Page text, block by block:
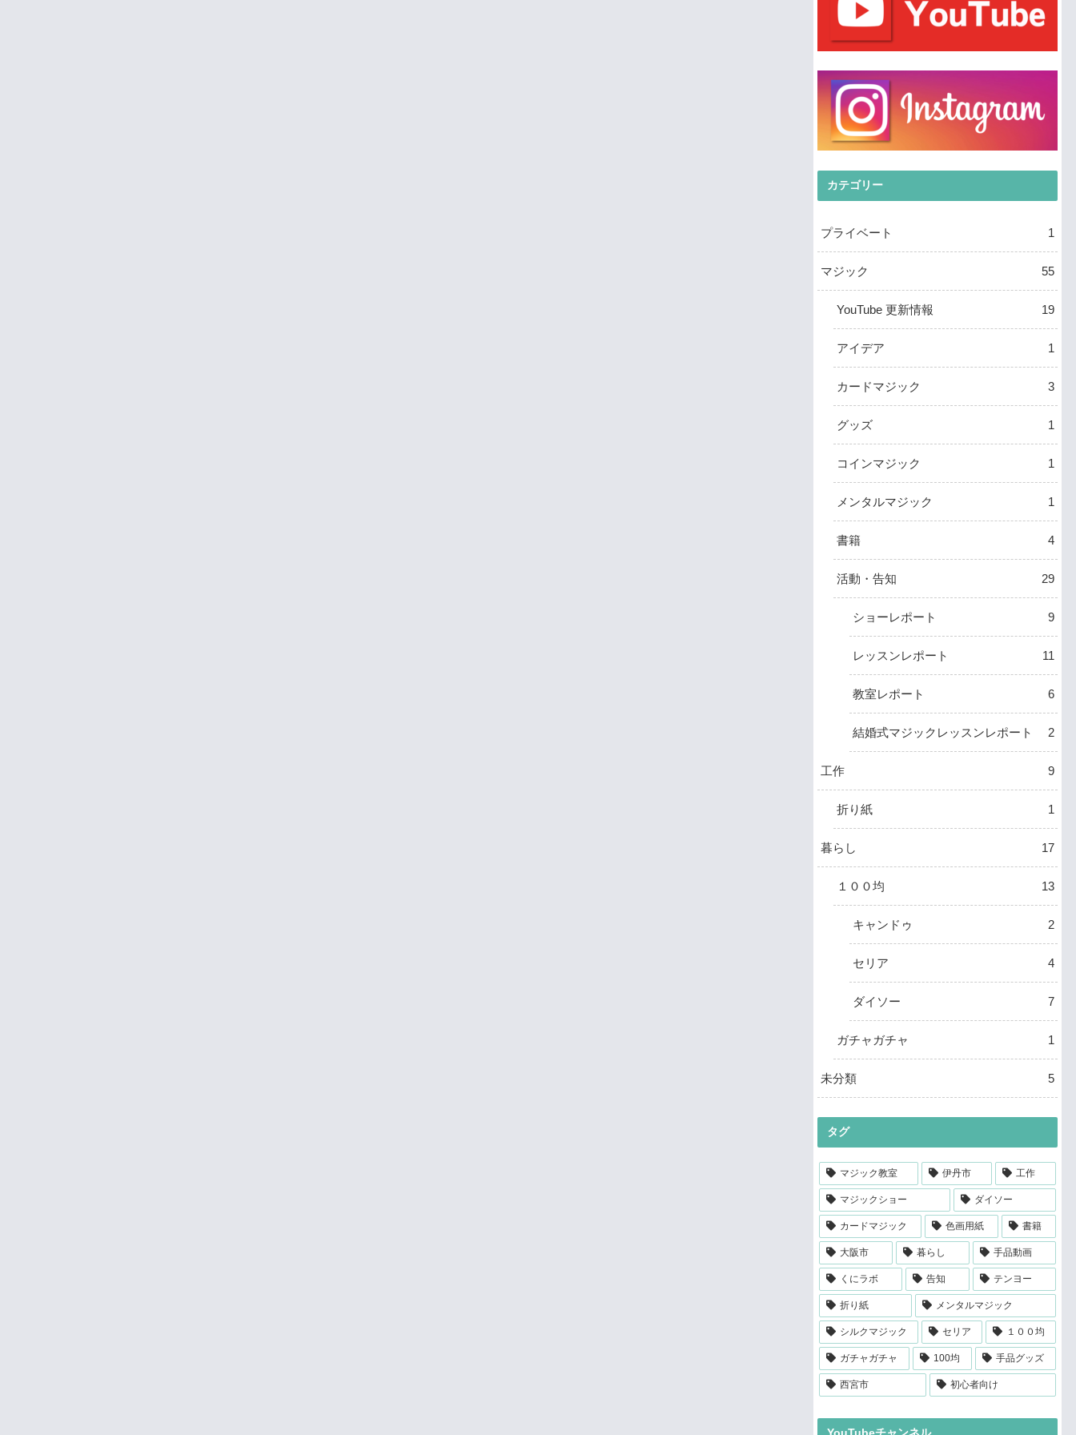
カテゴリー
プライベート 1
マジック 55
YouTube 更新情報 19
アイデア 1
カードマジック 3
グッズ 1
コインマジック 1
メンタルマジック 1
書籍 4
活動・告知 29
ショーレポート 9
レッスンレポート 11
教室レポート 6
結婚式マジックレッスンレポート 2
工作 9
折り紙 1
暮らし 17
１００均 13
キャンドゥ 2
セリア 4
ダイソー 7
ガチャガチャ 1
未分類 5
タグ
マジック教室 伊丹市 工作
マジックショー ダイソー
カードマジック 色画用紙 書籍
大阪市 暮らし 手品動画
くにラボ 告知 テンヨー
折り紙 メンタルマジック
シルクマジック セリア １００均
ガチャガチャ 100均 手品グッズ
西宮市 初心者向け